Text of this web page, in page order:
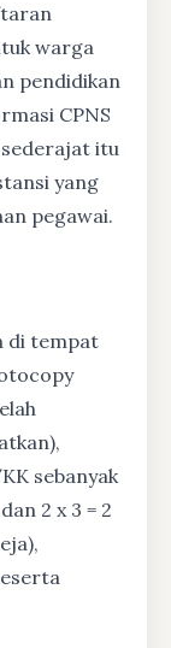
warga
pendidikan
CPNS
sederajat itu
yang
pegawai.
di tempat
sebanyak
2 x 3 = 2